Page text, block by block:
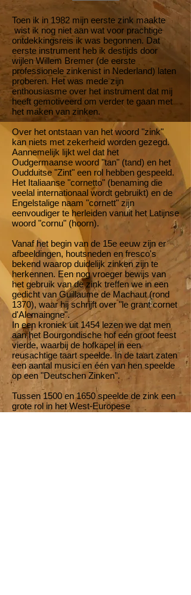
Toen ik in 1982 mijn eerste zink maakte
wist ik nog niet aan wat voor prachtige
ontdekkingsreis ik was begonnen. Dat
eerste instrument heb ik destijds door
wijlen Willem Bremer (de eerste
professionele zinkenist in Nederland) laten
proberen. Het was mede zijn
enthousiasme over het instrument dat mij
heeft gemotiveerd om verder te gaan met
het maken van zinken.
Over het ontstaan van het woord "zink"
kan niets met zekerheid worden gezegd.
Aannemelijk lijkt wel dat het
Oudgermaanse woord "tan" (tand) en het
Oudduitse "Zint" een rol hebben gespeeld.
Het Italiaanse "cornetto" (benaming die
veelal internationaal wordt gebruikt) en de
Engelstalige naam "cornett" zijn
eenvoudiger te herleiden vanuit het Latijnse
woord "cornu" (hoorn).
Vanaf het begin van de 15e eeuw zijn er
afbeeldingen, houtsneden en fresco's
bekend waarop duidelijk zinken zijn te
herkennen. Een nog vroeger bewijs van
het gebruik van de zink treffen we in een
gedicht van Guillaume de Machaut (rond
1370), waar hij schrijft over "le grant cornet
d'Alemaingne".
In een kroniek uit 1454 lezen we dat men
aan het Bourgondische hof een groot feest
vierde, waarbij de hofkapel in een
reusachtige taart speelde. In de taart zaten
een aantal musici en één van hen speelde
op een "Deutschen Zinken".
Tussen 1500 en 1650 speelde de zink een
grote rol in het West-Europese